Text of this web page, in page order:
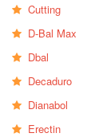
Cutting
D-Bal Max
Dbal
Decaduro
Dianabol
Erectin